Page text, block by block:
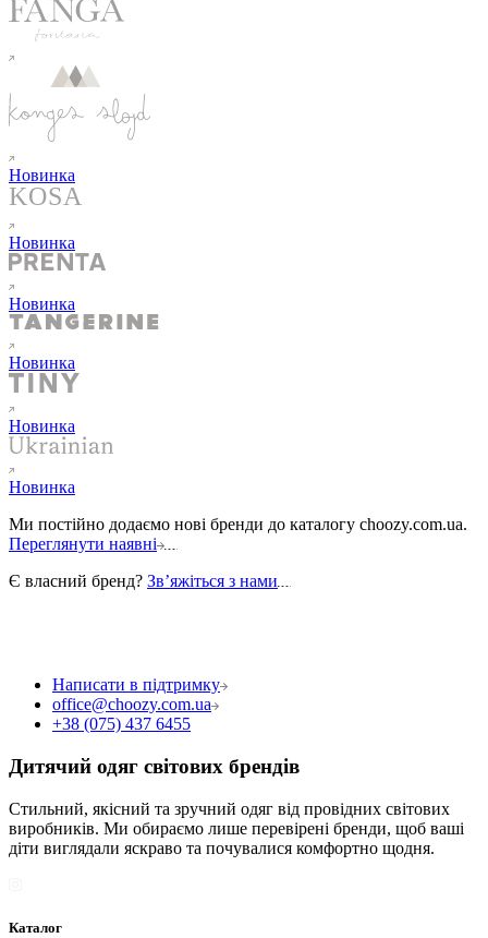
Новинка
Новинка
Новинка
Новинка
Новинка
Новинка
Ми постійно додаємо нові бренди до каталогу choozy.com.ua.
Переглянути наявні
Є власний бренд? Звʼяжіться з нами
Написати в підтримку
office@choozy.com.ua
+38 (075) 437 6455
Дитячий одяг світових брендів
Стильний, якісний та зручний одяг від провідних світових
виробників. Ми обираємо лише перевірені бренди, щоб ваші
діти виглядали яскраво та почувалися комфортно щодня.
Каталог